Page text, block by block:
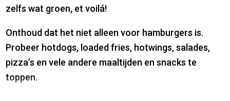
zelfs wat groen, et voilá!
Onthoud dat het niet alleen voor hamburgers is.
Probeer hotdogs, loaded fries, hotwings, salades,
pizza’s en vele andere maaltijden en snacks te
toppen.